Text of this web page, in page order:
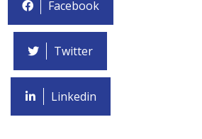
Facebook
Twitter
Linkedin